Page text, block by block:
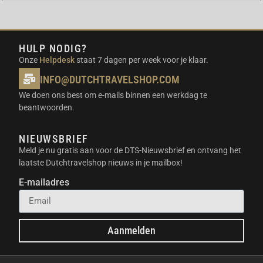
HULP NODIG?
Onze Helpdesk staat 7 dagen per week voor je klaar.
INFO@DUTCHTRAVELSHOP.COM
We doen ons best om e-mails binnen een werkdag te
beantwoorden.
NIEUWSBRIEF
Meld je nu gratis aan voor de DTS-Nieuwsbrief en ontvang het
laatste Dutchtravelshop nieuws in je mailbox!
E-mailadres
Aanmelden